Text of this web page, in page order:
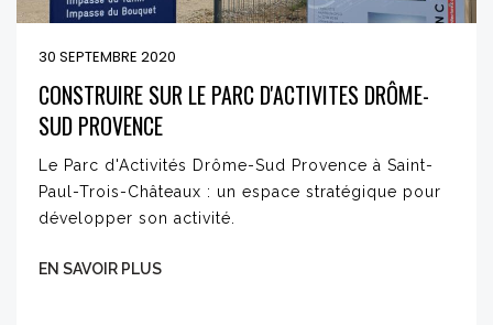
30 SEPTEMBRE 2020
CONSTRUIRE SUR LE PARC D'ACTIVITES DRÔME-
SUD PROVENCE
Le Parc d'Activités Drôme-Sud Provence à Saint-
Paul-Trois-Châteaux : un espace stratégique pour
développer son activité.
EN SAVOIR PLUS